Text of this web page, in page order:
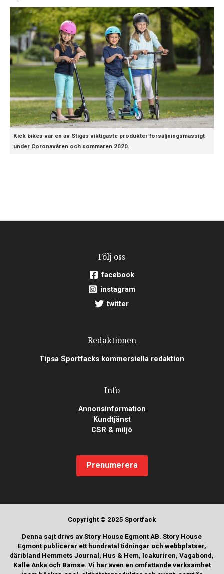
Kick bikes var en av Stigas viktigaste produkter försäljningsmässigt
under Coronavåren och sommaren 2020.
Följ oss
facebook
instagram
twitter
Redaktionen
Tipsa Sportfacks kommersiella redaktion
Info
Annonsinformation
Kundtjänst
CSR & miljö
Prenumerera
Copyright © 2025 Sportfack
Denna sajt drivs av Story House Egmont AB. Story House
Egmont publicerar ett hundratal tidningar och webbplatser,
däribland Hemmets Journal, Hus & Hem, Icakuriren, Vagabond,
Kalle Anka och Bamse. Vi har även en omfattande verksamhet